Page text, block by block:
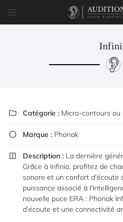

 Adresse email de réception
Code Captcha
Rafraîchir le captcha
 Catégorie : Micro-contours ou
 Marque : Phonak
 Description : La dernière
Grâce à Infinio, profitez de
sonore et un confort d'écoute
puissance associé à
nouvelle puce ERA : Phonak
d'écoute et une connectivité